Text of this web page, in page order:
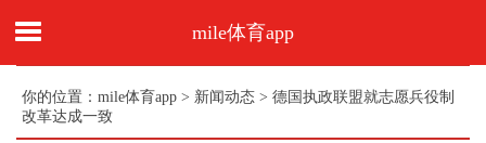
mile体育app
你的位置： mile体育app > 新闻动态 > 德国执政联盟就志愿兵役制
改革达成一致